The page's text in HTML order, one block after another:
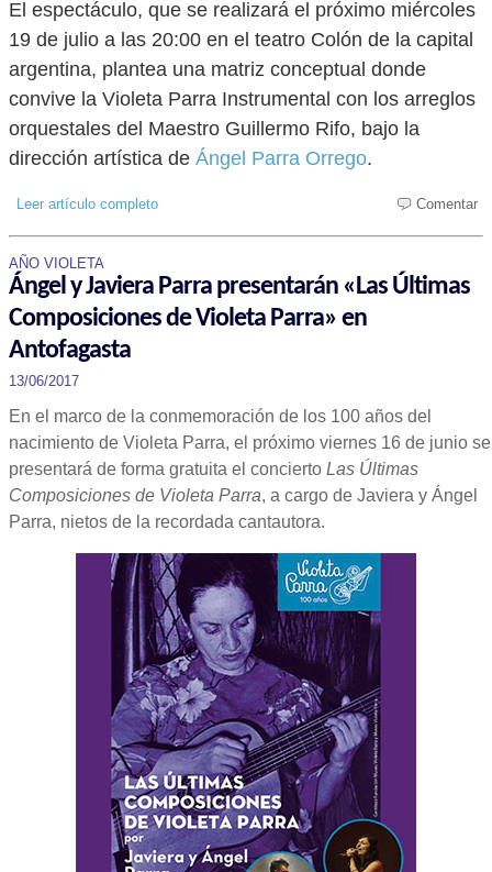
El espectáculo, que se realizará el próximo miércoles
19 de julio a las 20:00 en el teatro Colón de la capital
argentina, plantea una matriz conceptual donde
convive la Violeta Parra Instrumental con los arreglos
orquestales del Maestro Guillermo Rifo, bajo la
dirección artística de Ángel Parra Orrego.
Leer artículo completo Comentar
AÑO VIOLETA
Ángel y Javiera Parra presentarán «Las Últimas
Composiciones de Violeta Parra» en
Antofagasta
13/06/2017
En el marco de la conmemoración de los 100 años del
nacimiento de Violeta Parra, el próximo viernes 16 de junio se
presentará de forma gratuita el concierto Las Últimas
Composiciones de Violeta Parra, a cargo de Javiera y Ángel
Parra, nietos de la recordada cantautora.